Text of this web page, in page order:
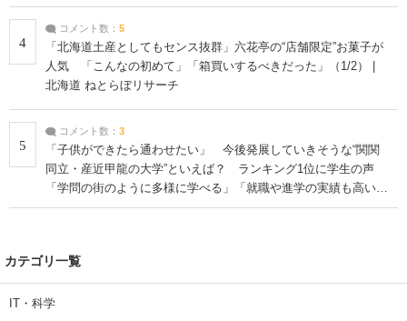
4
コメント数： 5
「北海道土産としてもセンス抜群」六花亭の“店舗限定”お菓子が
人気 「こんなの初めて」「箱買いするべきだった」（1/2） |
北海道 ねとらぼリサーチ
5
コメント数： 3
「子供ができたら通わせたい」 今後発展していきそうな“関関
同立・産近甲龍の大学”といえば？ ランキング1位に学生の声
「学問の街のように多様に学べる」「就職や進学の実績も高い」
| 大学 ねとらぼリサーチ
カテゴリ一覧
IT・科学